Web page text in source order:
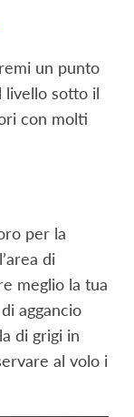
un punto
livello sotto il
con molti
per la
di
meglio la tua
aggancio
di grigi in
al volo i